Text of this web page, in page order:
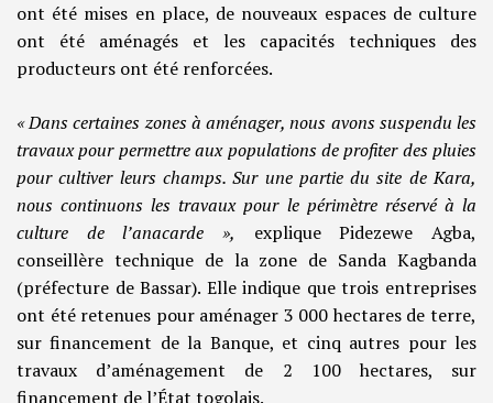
ont été mises en place, de nouveaux espaces de culture
ont été aménagés et les capacités techniques des
producteurs ont été renforcées.
« Dans certaines zones à aménager, nous avons suspendu les
travaux pour permettre aux populations de profiter des pluies
pour cultiver leurs champs. Sur une partie du site de Kara,
nous continuons les travaux pour le périmètre réservé à la
culture de l’anacarde », explique Pidezewe Agba,
conseillère technique de la zone de Sanda Kagbanda
(préfecture de Bassar). Elle indique que trois entreprises
ont été retenues pour aménager 3 000 hectares de terre,
sur financement de la Banque, et cinq autres pour les
travaux d’aménagement de 2 100 hectares, sur
financement de l’État togolais.